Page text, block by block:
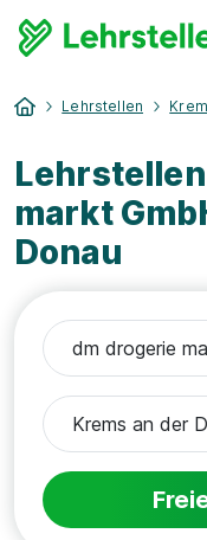
Lehrstellen
markt
Donau